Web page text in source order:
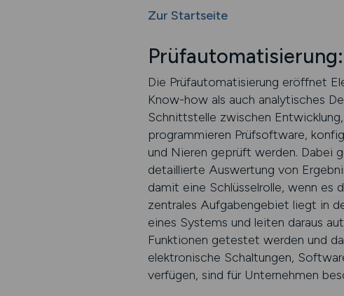
Zur Startseite
Die Prüfautomatisierung eröffnet
Know-how als auch analytisches
Schnittstelle zwischen
programmieren Prüfsoftware,
und Nieren geprüft werden. Dabei
detaillierte Auswertung von
damit eine Schlüsselrolle, wenn es
zentrales Aufgabengebiet liegt in
eines Systems und leiten daraus
Funktionen getestet werden und
elektronische Schaltungen,
verfügen, sind für Unternehmen